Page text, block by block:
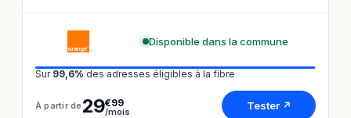
Disponible dans la commune
Sur 99,6% des adresses éligibles à la fibre
À partir de 29€99
/mois Tester ↗